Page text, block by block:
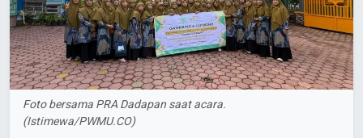
Foto bersama PRA Dadapan saat acara.
(Istimewa/PWMU.CO)